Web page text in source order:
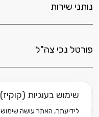
שימוש בעוגיות (קוקיז)
נותני שירות
פורטל נכי צה"ל
לשירותך כאן